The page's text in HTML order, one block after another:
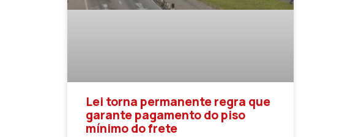
Lei torna permanente regra que
garante pagamento do piso
mínimo do frete